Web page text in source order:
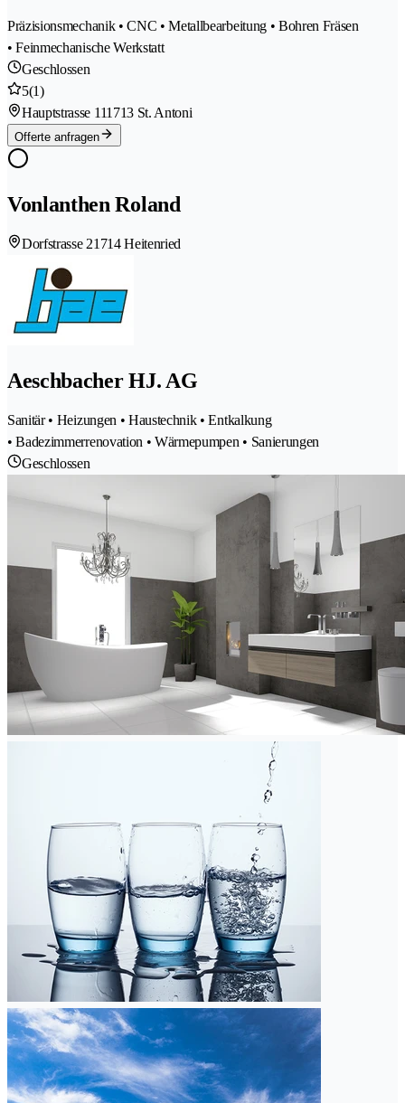
Präzisionsmechanik • CNC • Metallbearbeitung • Bohren Fräsen
• Feinmechanische Werkstatt
Geschlossen
5(1)
Hauptstrasse 111713 St. Antoni
Offerte anfragen
Vonlanthen Roland
Dorfstrasse 21714 Heitenried
Aeschbacher HJ. AG
Sanitär • Heizungen • Haustechnik • Entkalkung
• Badezimmerrenovation • Wärmepumpen • Sanierungen
Geschlossen